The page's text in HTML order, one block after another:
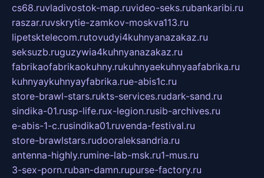
cs68.ruvladivostok-map.ruvideo-seks.rubankaribi.ru
raszar.ruvskrytie-zamkov-moskva113.ru
lipetsktelecom.rutovudyi4kuhnyanazakaz.ru
seksuzb.ruguzywia4kuhnyanazakaz.ru
fabrikaofabrikaokuhny.rukuhnyaekuhnyaafabrika.ru
kuhnyaykuhnyayfabrika.rue-abis1c.ru
store-brawl-stars.rukts-services.rudark-sand.ru
sindika-01.rusp-life.rux-legion.rusib-archives.ru
e-abis-1-c.rusindika01.ruvenda-festival.ru
store-brawlstars.rudooraleksandria.ru
antenna-highly.rumine-lab-msk.ru1-mus.ru
3-sex-porn.ruban-damn.rupurse-factory.ru